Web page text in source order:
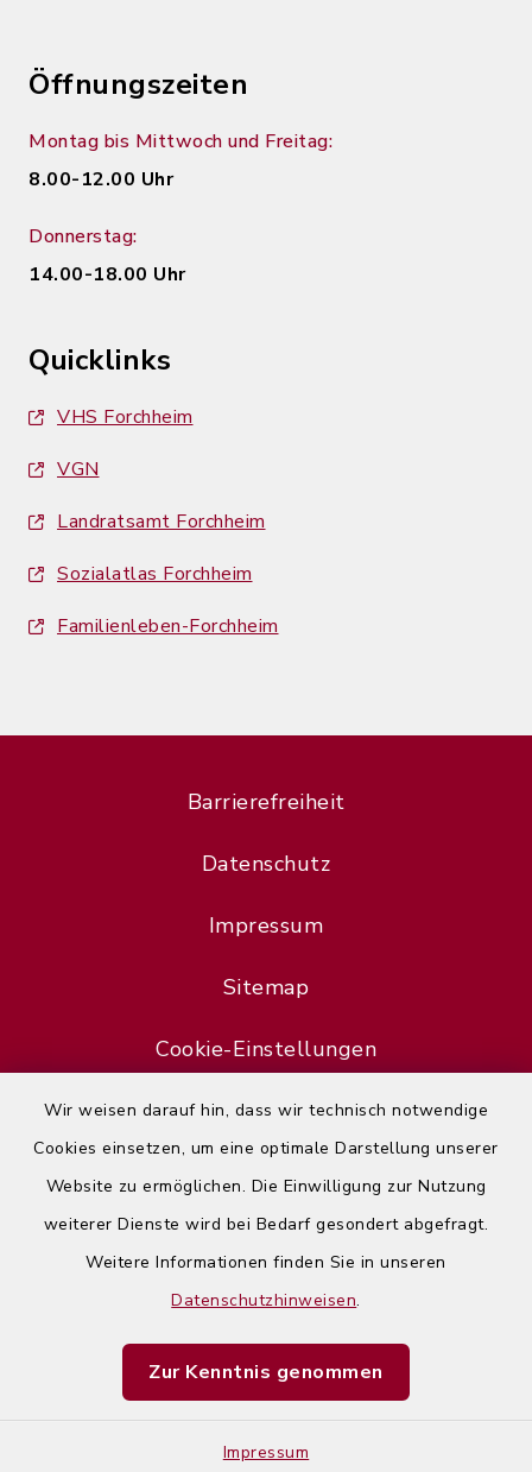
Wir weisen darauf hin, dass wir technisch notwendige
Cookies einsetzen, um eine optimale Darstellung unserer
Website zu ermöglichen. Die Einwilligung zur Nutzung
weiterer Dienste wird bei Bedarf gesondert abgefragt.
Weitere Informationen finden Sie in unseren
Datenschutzhinweisen.
Zur Kenntnis genommen
Impressum
Öffnungszeiten
Montag bis Mittwoch und Freitag:
8.00-12.00 Uhr
Donnerstag:
14.00-18.00 Uhr
Quicklinks
VHS Forchheim
VGN
Landratsamt Forchheim
Sozialatlas Forchheim
Familienleben-Forchheim
Barrierefreiheit
Datenschutz
Impressum
Sitemap
Cookie-Einstellungen
Error
Failed to load assistant data
Refresh Page